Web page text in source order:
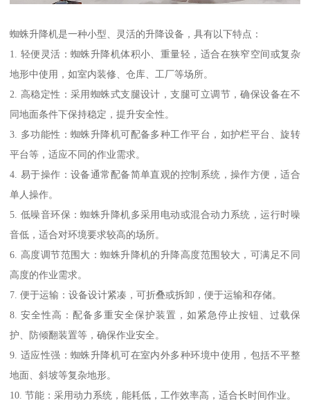
蜘蛛升降机是一种小型、灵活的升降设备，具有以下特点：
1. 轻便灵活：蜘蛛升降机体积小、重量轻，适合在狭窄空间或复杂
地形中使用，如室内装修、仓库、工厂等场所。
2. 高稳定性：采用蜘蛛式支腿设计，支腿可立调节，确保设备在不
同地面条件下保持稳定，提升安全性。
3. 多功能性：蜘蛛升降机可配备多种工作平台，如护栏平台、旋转
平台等，适应不同的作业需求。
4. 易于操作：设备通常配备简单直观的控制系统，操作方便，适合
单人操作。
5. 低噪音环保：蜘蛛升降机多采用电动或混合动力系统，运行时噪
音低，适合对环境要求较高的场所。
6. 高度调节范围大：蜘蛛升降机的升降高度范围较大，可满足不同
高度的作业需求。
7. 便于运输：设备设计紧凑，可折叠或拆卸，便于运输和存储。
8. 安全性高：配备多重安全保护装置，如紧急停止按钮、过载保
护、防倾翻装置等，确保作业安全。
9. 适应性强：蜘蛛升降机可在室内外多种环境中使用，包括不平整
地面、斜坡等复杂地形。
10. 节能：采用动力系统，能耗低，工作效率高，适合长时间作业。